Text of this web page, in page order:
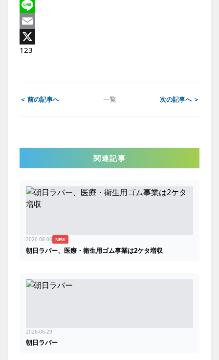
Facebook
Line
Email
X
123
＜ 前の記事へ 一覧 次の記事へ ＞
関連記事
2026-08-06 NEW
朝日ラバー、医療・衛生用ゴム事業は2ケタ増収
2026-06-29
朝日ラバー